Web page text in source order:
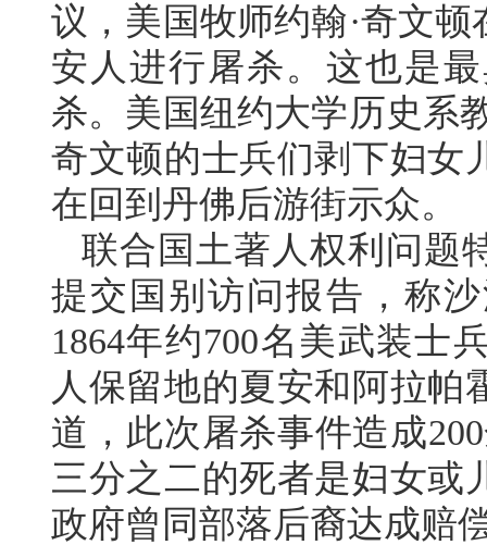
议，美国牧师约翰·奇文
安人进行屠杀。这也是
杀。美国纽约大学历史系
奇文顿的士兵们剥下妇女
在回到丹佛后游街示众。
联合国土著人权利问题
提交国别访问报告，称
1864年约700名美武装士
人保留地的夏安和阿拉帕
道，此次屠杀事件造成
三分之二的死者是妇女或
政府曾同部落后裔达成赔